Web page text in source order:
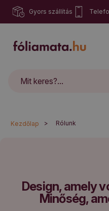
Gyors szállítás
Kezdőlap > Rólunk
Design, amely
Minőség,